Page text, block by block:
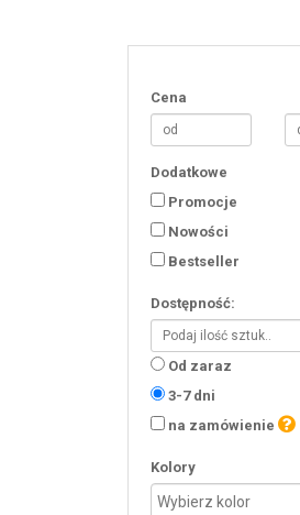
Cena
Dodatkowe
Promocje
Nowości
Bestseller
Dostępność:
Od zaraz
3-7 dni
na zamówienie
Kolory